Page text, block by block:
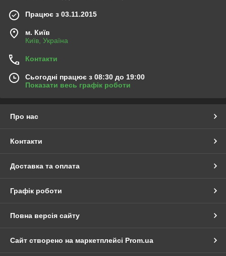
Працює з 03.11.2015
м. Київ
Київ, Україна
Контакти
Сьогодні працює з 08:30 до 19:00
Показати весь графік роботи
Про нас
Контакти
Доставка та оплата
Графік роботи
Повна версія сайту
Сайт створено на маркетплейсі Prom.ua